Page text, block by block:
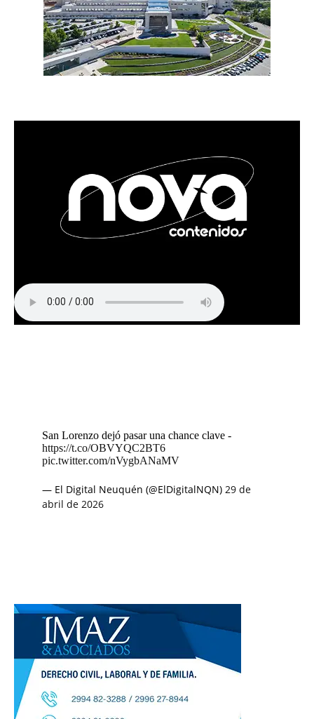
San Lorenzo dejó pasar una chance clave -
https://t.co/OBVYQC2BT6
pic.twitter.com/nVygbANaMV
— El Digital Neuquén (@ElDigitalNQN) 29 de
abril de 2026